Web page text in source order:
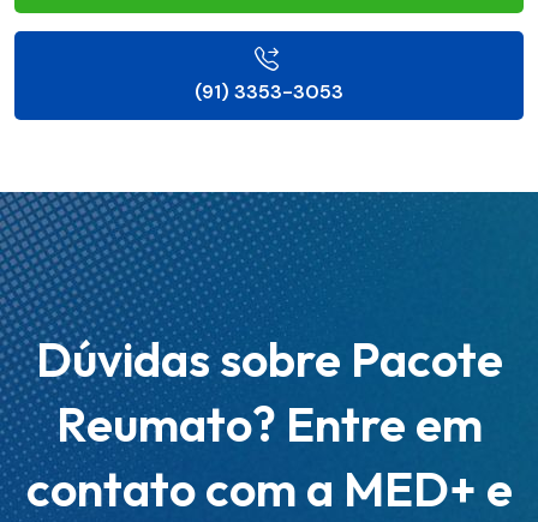
(91) 3353-3053
Dúvidas sobre Pacote
Reumato? Entre em
contato com a MED+ e